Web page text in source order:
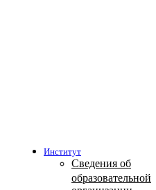
Институт
Сведения об
образовательной